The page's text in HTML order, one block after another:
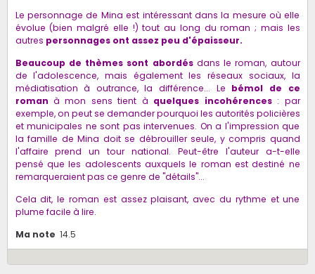
Le personnage de Mina est intéressant dans la mesure où elle
évolue (bien malgré elle !) tout au long du roman ; mais les
autres personnages ont assez peu d'épaisseur.
Beaucoup de thèmes sont abordésdans le roman, autour
de l'adolescence, mais également les réseaux sociaux, la
médiatisation à outrance, la différence... Le bémol de ce
roman à mon sens tient à quelques incohérences: par
exemple, on peut se demander pourquoi les autorités policières
et municipales ne sont pas intervenues. On a l'impression que
la famille de Mina doit se débrouiller seule, y compris quand
l'affaire prend un tour national. Peut-être l'auteur a-t-elle
pensé que les adolescents auxquels le roman est destiné ne
remarqueraient pas ce genre de "détails"...
Cela dit, le roman est assez plaisant, avec du rythme et une
plume facile à lire.
Ma note 14.5